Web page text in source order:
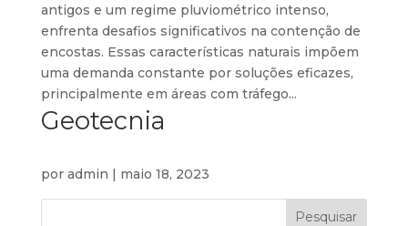
antigos e um regime pluviométrico intenso,
enfrenta desafios significativos na contenção de
encostas. Essas características naturais impõem
uma demanda constante por soluções eficazes,
principalmente em áreas com tráfego...
Geotecnia
por admin | maio 18, 2023
Pesquisar